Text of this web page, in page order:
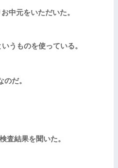
中元をいただいた。
うものを使っている。
だ。
査結果を聞いた。